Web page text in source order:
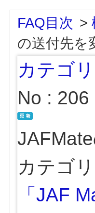
FAQ目次 >
の送付先を
カテゴ
No : 206
カテゴリ
「JAF